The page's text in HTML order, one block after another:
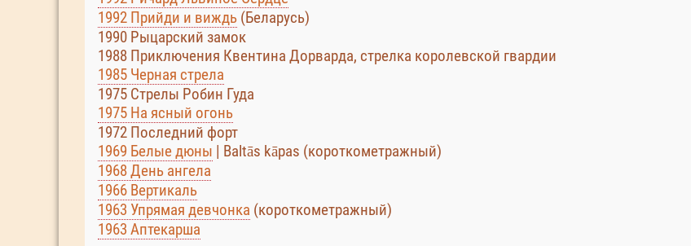
1992 Прийди и виждь (Беларусь)
1990 Рыцарский замок
1988 Приключения Квентина Дорварда, стрелка королевской гвардии
1985 Черная стрела
1975 Стрелы Робин Гуда
1975 На ясный огонь
1972 Последний форт
1969 Белые дюны | Baltās kāpas (короткометражный)
1968 День ангела
1966 Вертикаль
1963 Упрямая девчонка (короткометражный)
1963 Аптекарша